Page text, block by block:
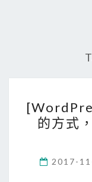
的方式
2017-